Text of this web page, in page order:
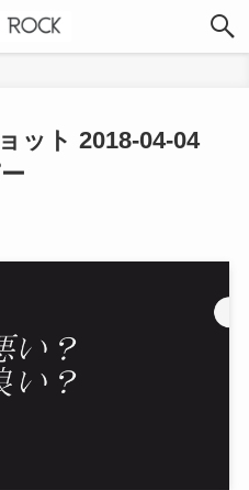
ット 2018-04-04